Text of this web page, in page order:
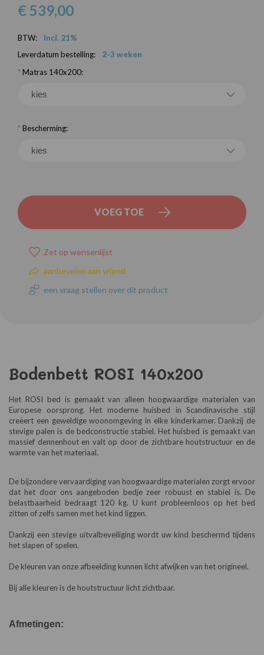
€ 539,00
BTW:
Incl. 21%
Leverdatum bestelling:
2-3 weken
* Matras 140x200:
* Bescherming:
VOEG TOE
Zet op wensenlijst
aanbevelen aan vriend
een vraag stellen over dit product
Bodenbett ROSI 140x200
Het ROSI bed is gemaakt van alleen hoogwaardige materialen van
Europese oorsprong. Het moderne huisbed in Scandinavische stijl
creëert een geweldige woonomgeving in elke kinderkamer. Dankzij de
stevige palen is de bedconstructie stabiel. Het huisbed is gemaakt van
massief dennenhout en valt op door de zichtbare houtstructuur en de
warmte van het materiaal.
De bijzondere vervaardiging van hoogwaardige materialen zorgt ervoor
dat het door ons aangeboden bedje zeer robuust en stabiel is. De
belastbaarheid bedraagt 120 kg. U kunt probleemloos op het bed
zitten of zelfs samen met het kind liggen.
Dankzij een stevige uitvalbeveiliging wordt uw kind beschermd tijdens
het slapen of spelen.
De kleuren van onze afbeelding kunnen licht afwijken van het origineel.
Bij alle kleuren is de houtstructuur licht zichtbaar.
Afmetingen: